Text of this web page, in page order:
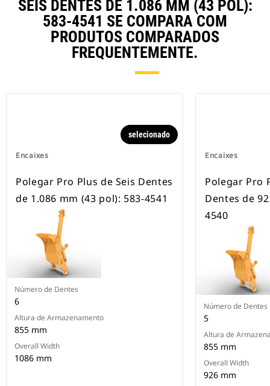
SEIS DENTES DE 1.086 MM (43 POL):
583-4541 SE COMPARA COM
PRODUTOS COMPARADOS
FREQUENTEMENTE.
Encaixes
selecionado
Polegar Pro Plus de Seis Dentes
de 1.086 mm (43 pol): 583-4541
Número de Dentes
6
Altura de Armazenamento
855 mm
Overall Width
1086 mm
Encaixes
Polegar Pro
Dentes de
4540
Número de Dentes
5
Altura de
855 mm
Overall Width
926 mm